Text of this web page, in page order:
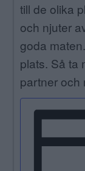
till de olika
och njuter
goda
plats. Så ta
partner och